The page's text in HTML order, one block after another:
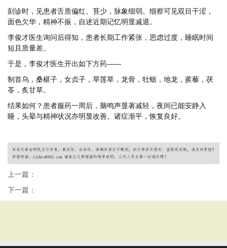
刻诊时，见患者舌质偏红、苔少，脉象细弱。细察可见双目干涩，
面色欠华，精神不振，自述近期记忆明显减退。
李俊才医生询问后得知，患者长期工作紧张，思虑过度，睡眠时间
短且质量差。
于是，李俊才医生开出如下方药——
制首乌，桑椹子，女贞子，旱莲草，龙骨，牡蛎，地龙，蒺藜，茯
苓，炙甘草。
结果如何？患者服药一周后，脑鸣声显著减轻，夜间已能安静入
睡，头晕与精神状况亦明显改善。诸症渐平，恢复良好。
上一篇：
下一篇：